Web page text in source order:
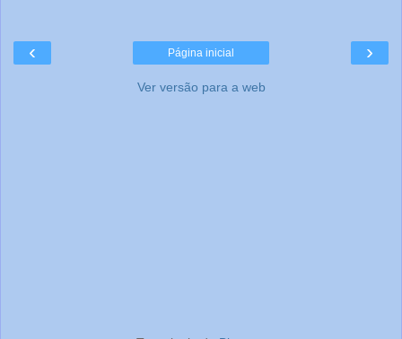
‹ ›
Página inicial
Ver versão para a web